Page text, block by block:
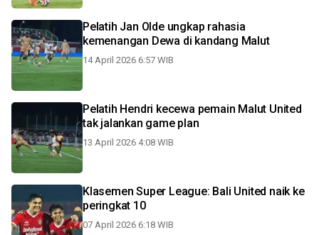
Pelatih Jan Olde ungkap rahasia
kemenangan Dewa di kandang Malut
14 April 2026 6:57 WIB
Pelatih Hendri kecewa pemain Malut United
tak jalankan game plan
13 April 2026 4:08 WIB
Klasemen Super League: Bali United naik ke
peringkat 10
07 April 2026 6:18 WIB